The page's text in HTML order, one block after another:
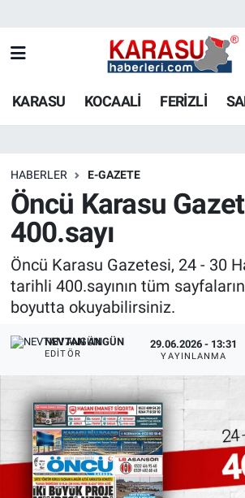
KARASU KOCAALİ FERİZLİ
HABERLER E-GAZETE
Öncü Karasu
400.sayı
Öncü Karasu Gazetesi, 24 - 30
tarihli 400.sayının tüm
boyutta okuyabilirsiniz.
NEVTAN ANGÜN
EDITÖR
29.06.2026 - 13:31
YAYINLANMA